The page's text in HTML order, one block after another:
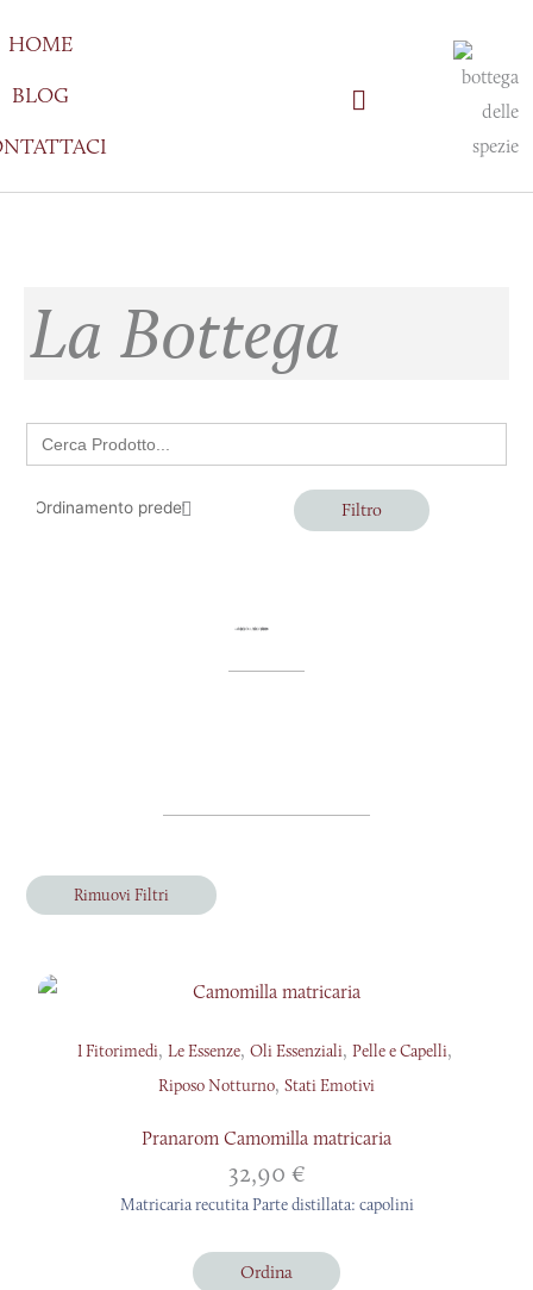
al
contenuto
HOME
BLOG
La Bottega
Search
for:
Filtro
Rimuovi Filtri
I Fitorimedi, Le Essenze, Oli Essenziali, Pelle e Capelli,
Riposo Notturno, Stati Emotivi
Pranarom Camomilla matricaria
32,90 €
Matricaria recutita Parte distillata: capolini
Ordina